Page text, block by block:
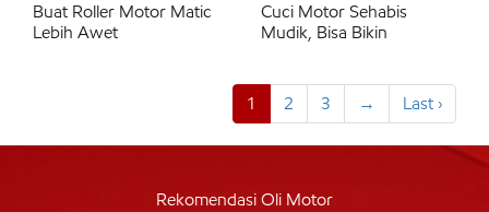
Buat Roller Motor Matic
Lebih Awet
Cuci Motor Sehabis
Mudik, Bisa Bikin
1 2 3 → Last ›
Rekomendasi Oli Motor